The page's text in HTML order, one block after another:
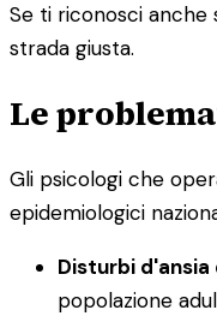
Se ti riconosci anche
strada giusta.
Le
Gli psicologi che
epidemiologici
Disturbi
popolazione